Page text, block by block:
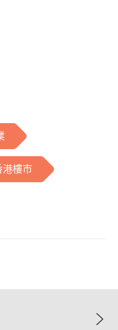
港樓市